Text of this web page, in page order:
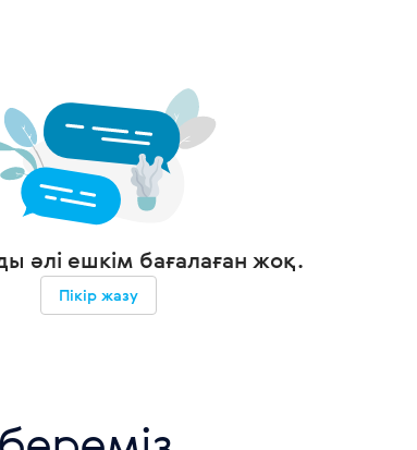
әлі ешкім бағалаған жоқ.
Пікір жазу